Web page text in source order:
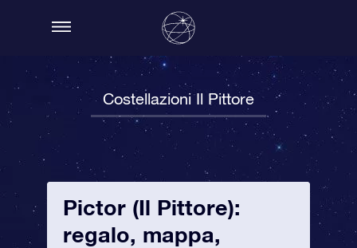
Costellazioni Il Pittore
Pictor (Il Pittore):
regalo, mappa,